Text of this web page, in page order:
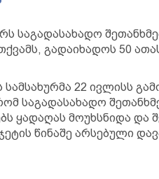
საგადასახადო
გადაიხადოს 50
22 ივლისს
საგადასახადო
ყადაღას მოუხსნიდა და
წინაშე არსებული